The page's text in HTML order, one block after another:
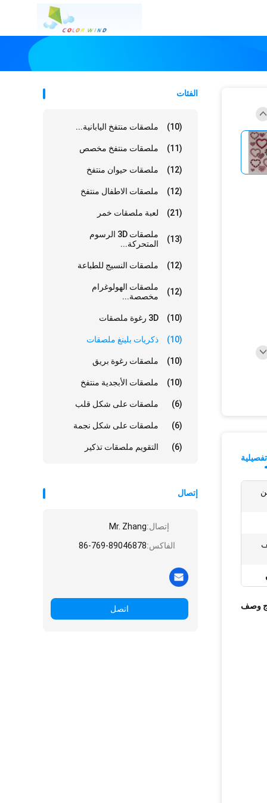
الفئات
ملصقات منتفخ اليابانية... (10)
ملصقات منتفخ مخصص (11)
ملصقات حيوان منتفخ (12)
ملصقات الاطفال منتفخ (12)
لعبة ملصقات خمر (21)
ملصقات 3D الرسوم
المتحركة...
(13)
ملصقات النسيج للطباعة (12)
ملصقات الهولوغرام
مخصصة...
(12)
3D رغوة ملصقات (10)
ذكريات بلينغ ملصقات (10)
ملصقات رغوة بريق (10)
ملصقات الأبجدية منتفخ (10)
ملصقات على شكل قلب (6)
ملصقات على شكل نجمة (6)
التقويم ملصقات تذكير (6)
إتصال
إتصال:Mr. Zhang
الفاكس:86-769-89046878
اتصل وصف